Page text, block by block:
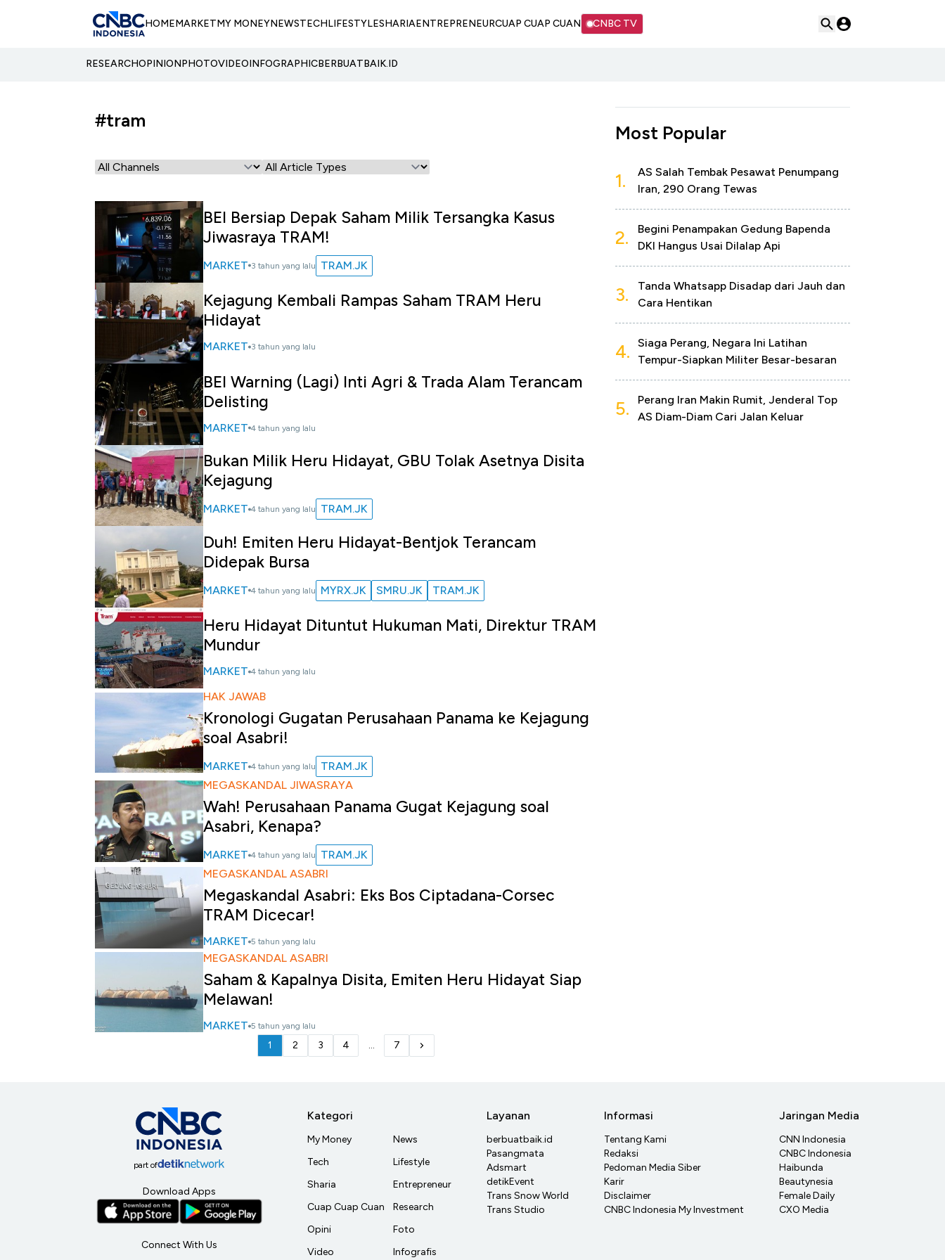
HOMEMARKETMY MONEYNEWSTECHLIFESTYLESHARIAENTREPRENEURCUAP CUAP CUAN CNBC TV
RESEARCHOPINIONPHOTOVIDEOINFOGRAPHICBERBUATBAIK.ID
#tram
BEI Bersiap Depak Saham Milik Tersangka Kasus
Jiwasraya TRAM!
MARKET 3 tahun yang lalu TRAM.JK
Kejagung Kembali Rampas Saham TRAM Heru
Hidayat
MARKET 3 tahun yang lalu
BEI Warning (Lagi) Inti Agri & Trada Alam Terancam
Delisting
MARKET 4 tahun yang lalu
Bukan Milik Heru Hidayat, GBU Tolak Asetnya Disita
Kejagung
MARKET 4 tahun yang lalu TRAM.JK
Duh! Emiten Heru Hidayat-Bentjok Terancam
Didepak Bursa
MARKET 4 tahun yang lalu MYRX.JK SMRU.JK TRAM.JK
Heru Hidayat Dituntut Hukuman Mati, Direktur TRAM
Mundur
MARKET 4 tahun yang lalu
HAK JAWAB
Kronologi Gugatan Perusahaan Panama ke Kejagung
soal Asabri!
MARKET 4 tahun yang lalu
TRAM.JK
MEGASKANDAL JIWASRAYA
Wah! Perusahaan Panama Gugat Kejagung soal
Asabri, Kenapa?
MARKET 4 tahun yang lalu
TRAM.JK
MEGASKANDAL ASABRI
Megaskandal Asabri: Eks Bos Ciptadana-Corsec
TRAM Dicecar!
MARKET 5 tahun yang lalu
MEGASKANDAL ASABRI
Saham & Kapalnya Disita, Emiten Heru Hidayat Siap
Melawan!
MARKET 5 tahun yang lalu
1 2 3 4 ... 7
Most Popular
1.
AS Salah Tembak Pesawat Penumpang
Iran, 290 Orang Tewas
2.
Begini Penampakan Gedung Bapenda
DKI Hangus Usai Dilalap Api
3.
Tanda Whatsapp Disadap dari Jauh dan
Cara Hentikan
4.
Siaga Perang, Negara Ini Latihan
Tempur-Siapkan Militer Besar-besaran
5.
Perang Iran Makin Rumit, Jenderal Top
AS Diam-Diam Cari Jalan Keluar
part of
Download Apps
Connect With Us
Kategori
My Money
Tech
Sharia
Cuap Cuap Cuan
Opini
Video
News
Lifestyle
Entrepreneur
Research
Foto
Infografis
Layanan
berbuatbaik.id
Pasangmata
Adsmart
detikEvent
Trans Snow World
Trans Studio
Informasi
Tentang Kami
Redaksi
Pedoman Media Siber
Karir
Disclaimer
CNBC Indonesia My Investment
Jaringan Media
CNN Indonesia
CNBC Indonesia
Haibunda
Beautynesia
Female Daily
CXO Media